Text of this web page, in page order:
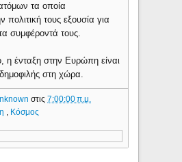
τα οποία
πολιτική τους εξουσία για
συμφέροντά τους.
η ένταξη στην Ευρώπη είναι
στη χώρα.
στις7:00:00 π.μ.
Κόσμος